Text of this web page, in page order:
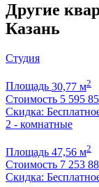
Другие
Казань
Студия
Площадь 30,77 м2
Стоимость 5 595
Скидка:
2 - комнатные
Площадь 47,56 м2
Стоимость 7 253
Скидка: